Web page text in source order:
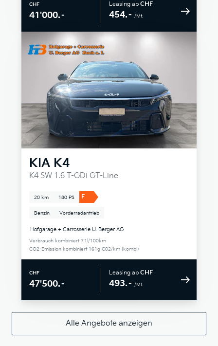
CHF
41'000.–
Leasing ab CHF
454.– /Mt.
KIA K4
K4 SW 1.6 T-GDi GT-Line
20 km 180 PS F
Benzin Vorderradantrieb
Hofgarage + Carrosserie U. Berger AG
Verbrauch kombiniert 7.1l/100km
CO2-Emission kombiniert 161g C02/km (kombi)
CHF
47'500.–
Leasing ab CHF
493.– /Mt.
Alle Angebote anzeigen